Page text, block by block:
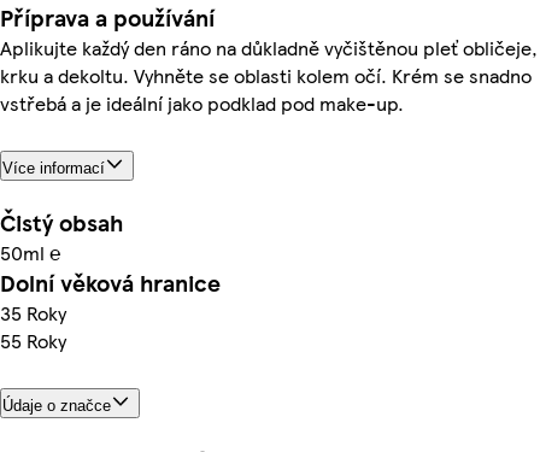
Příprava a používání
Aplikujte každý den ráno na důkladně vyčištěnou pleť obličeje,
krku a dekoltu. Vyhněte se oblasti kolem očí. Krém se snadno
vstřebá a je ideální jako podklad pod make-up.
Více informací
Čistý obsah
50ml ℮
Dolní věková hranice
35 Roky
55 Roky
Údaje o značce